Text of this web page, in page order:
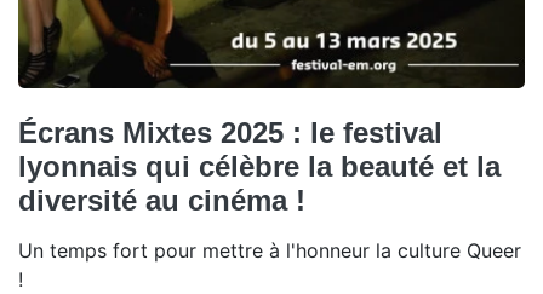
Écrans Mixtes 2025 : le festival
lyonnais qui célèbre la beauté et la
diversité au cinéma !
Un temps fort pour mettre à l'honneur la culture Queer
!